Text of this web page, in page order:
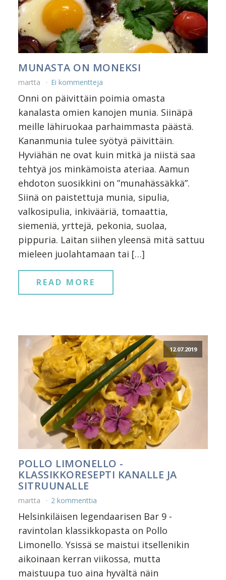
MUNASTA ON MONEKSI
martta Ei kommentteja
Onni on päivittäin poimia omasta
kanalasta omien kanojen munia. Siinäpä
meille lähiruokaa parhaimmasta päästä.
Kananmunia tulee syötyä päivittäin.
Hyviähän ne ovat kuin mitkä ja niistä saa
tehtyä jos minkämoista ateriaa. Aamun
ehdoton suosikkini on ”munahässäkkä”.
Siinä on paistettuja munia, sipulia,
valkosipulia, inkivääriä, tomaattia,
siemeniä, yrttejä, pekonia, suolaa,
pippuria. Laitan siihen yleensä mitä sattuu
mieleen juolahtamaan tai […]
READ MORE
12.07.2019
POLLO LIMONELLO -
KLASSIKKORESEPTI KANALLE JA
SITRUUNALLE
martta 2 kommenttia
Helsinkiläisen legendaarisen Bar 9 -
ravintolan klassikkopasta on Pollo
Limonello. Ysissä se maistui itsellenikin
aikoinaan kerran viikossa, mutta
maistuupa tuo aina hyvältä näin